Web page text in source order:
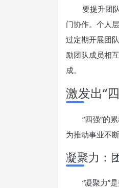
要提升团
门协作。个人
过定期开展团
励团队成员相
成。
激发出“
“四强”的
为推动事业不
凝聚力：
“凝聚力”